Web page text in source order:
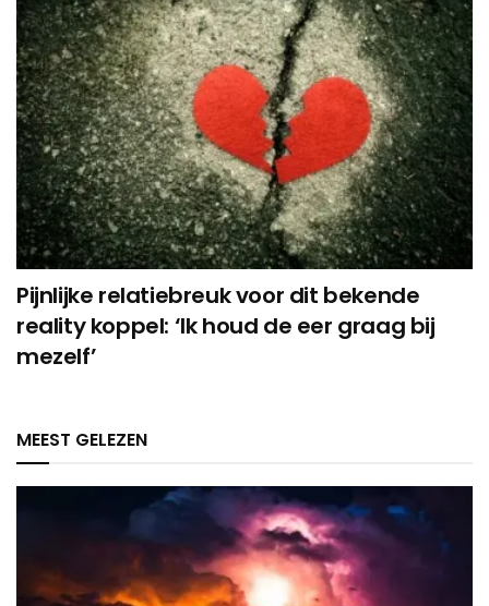
Pijnlijke relatiebreuk voor dit bekende
reality koppel: ‘Ik houd de eer graag bij
mezelf’
MEEST GELEZEN